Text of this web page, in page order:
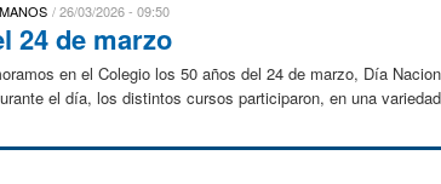
26/03/2026 - 09:50
24 de marzo
en el Colegio los 50 años del 24 de marzo, Día
el día, los distintos cursos participaron, en una